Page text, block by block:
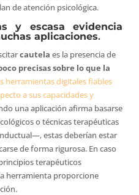
de atención psicológica.
y escasa evidencia
aplicaciones.
cautela es la presencia de
precisas sobre lo que la
herramientas digitales fiables
a sus capacidades y
una aplicación afirma basarse
o técnicas terapéuticas
estas deberían estar
de forma rigurosa. En caso
terapéuticos
herramienta proporcione